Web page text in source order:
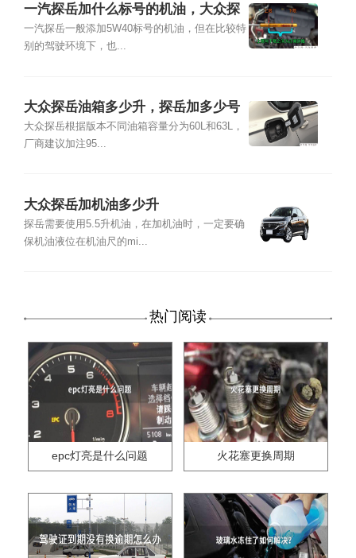
一汽探岳加什么标号的机油，大众探
岳加机油多少升
一汽探岳一般添加5W40标号的机油，但在比较特
别的驾驶环境下，也...
大众探岳油箱多少升，探岳加多少号
汽油合适
大众探岳根据版本不同油箱容量分为60L和63L，
厂商建议加注95...
大众探岳加机油多少升
探岳需要使用5.5升机油，在加机油时，一定要确
保机油液位在机油尺的mi...
热门阅读
epc灯亮是什么问题 火花塞更换周期